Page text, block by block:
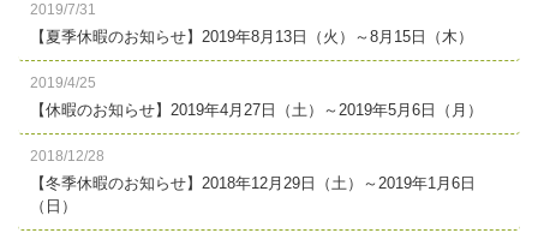
2019/7/31
【夏季休暇のお知らせ】2019年8月13日（火）～8月15日（木）
2019/4/25
【休暇のお知らせ】2019年4月27日（土）～2019年5月6日（月）
2018/12/28
【冬季休暇のお知らせ】2018年12月29日（土）～2019年1月6日
（日）